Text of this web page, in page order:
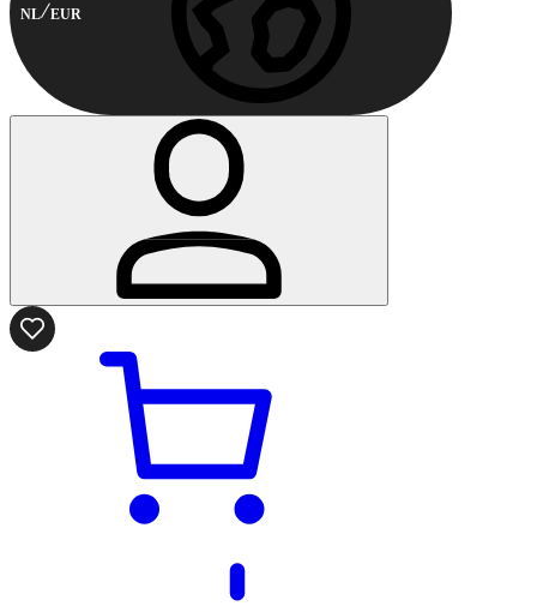
NL EUR